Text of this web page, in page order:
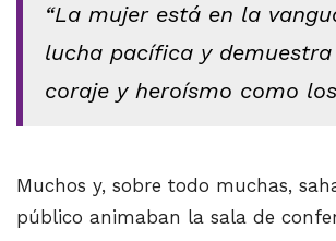
“La mujer está en la
lucha pacífica y
coraje y heroísmo como
Muchos y, sobre todo muchas,
público animaban la sala de